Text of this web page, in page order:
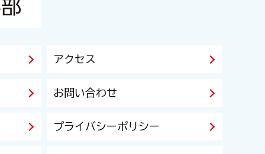
アクセス
お問い合わせ
プライバシーポリシー